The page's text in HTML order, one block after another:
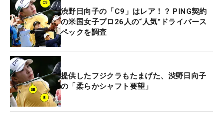
渋野日向子の「C9」はレア！？ PING契約
の米国女子プロ26人の“人気”ドライバース
ペックを調査
提供したフジクラもたまげた、渋野日向子
の「柔らかシャフト要望」